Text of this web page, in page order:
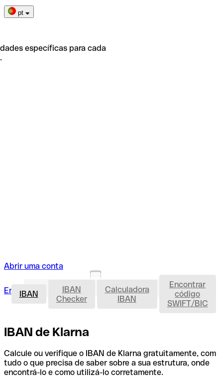
pt
específicas para cada
Abrir uma conta
Entrar Abrir uma conta IBAN
IBAN
IBAN
Checker
Calculadora
IBAN
Encontrar
código
SWIFT/BIC
IBAN de Klarna
Calcule ou verifique o IBAN de Klarna gratuitamente, com
tudo o que precisa de saber sobre a sua estrutura, onde
encontrá-lo e como utilizá-lo corretamente.